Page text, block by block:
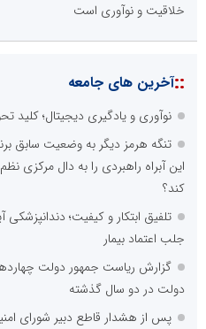
خلاقیت و نوآوری است
::آخرین های جامعه
نوآوری و یادگیری دیجیتال؛ کلید
تنگه هرمز دیگر به وضعیت سابق
این آبراه راهبردی را به دال مرکزی
کند؟
تلفیق ابتکار و کیفیت؛
جلب اعتماد بیمار
گزارش ریاست جمهور دولت
دولت در دو سال گذشته
پس از هشدار قاطع دبیر شورای